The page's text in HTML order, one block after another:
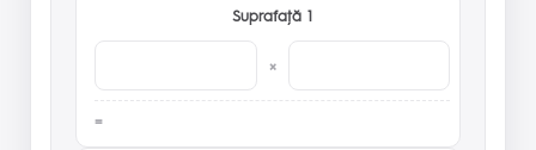
Suprafaţă 1
×